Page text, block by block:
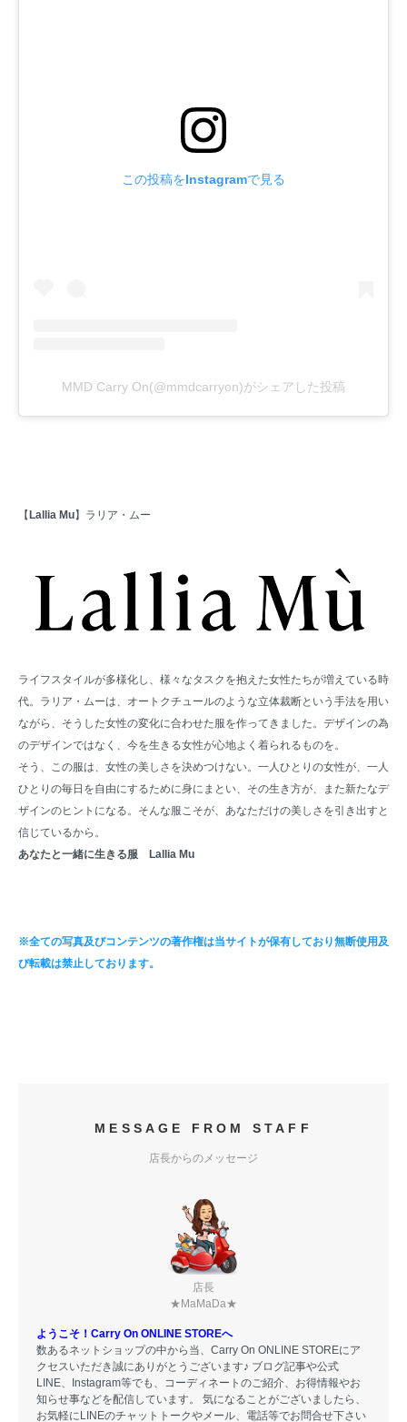
この投稿をInstagramで見る
MMD Carry On(@mmdcarryon)がシェアした投稿
【 Lallia Mu】ラリア・ムー
ライフスタイルが多様化し、様々なタスクを抱えた女性たちが増えている時
代。ラリア・ムーは、オートクチュールのような立体裁断という手法を用い
ながら、そうした女性の変化に合わせた服を作ってきました。デザインの為
のデザインではなく、今を生きる女性が心地よく着られるものを。
そう、この服は、女性の美しさを決めつけない。一人ひとりの女性が、一人
ひとりの毎日を自由にするために身にまとい、その生き方が、また新たなデ
ザインのヒントになる。そんな服こそが、あなただけの美しさを引き出すと
信じているから。
あなたと一緒に生きる服 Lallia Mu
※全ての写真及びコンテンツの著作権は当サイトが保有しており無断使用及
び転載は禁止しております。
MESSAGE FROM STAFF
店長からのメッセージ
店長
★MaMaDa★
ようこそ！Carry On ONLINE STOREへ
数あるネットショップの中から当、Carry On ONLINE STOREにア
クセスいただき誠にありがとうございます♪ ブログ記事や公式
LINE、Instagram等でも、コーディネートのご紹介、お得情報やお
知らせ事などを配信しています。 気になることがございましたら、
お気軽にLINEのチャットトークやメール、電話等でお問合せ下さい